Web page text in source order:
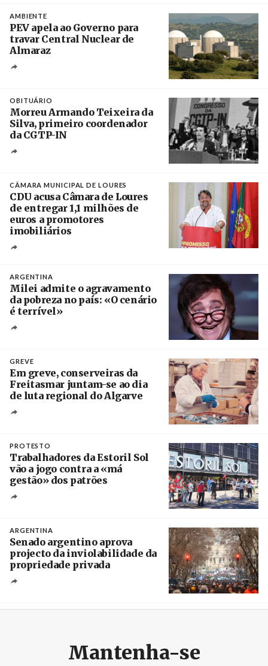
AMBIENTE
PEV apela ao Governo para
travar Central Nuclear de
Almaraz
OBITUÁRIO
Morreu Armando Teixeira da
Silva, primeiro coordenador
da CGTP-IN
CÂMARA MUNICIPAL DE LOURES
CDU acusa Câmara de Loures
de entregar 1,1 milhões de
euros a promotores
imobiliários
ARGENTINA
Milei admite o agravamento
da pobreza no país: «O cenário
é terrível»
GREVE
Em greve, conserveiras da
Freitasmar juntam-se ao dia
de luta regional do Algarve
PROTESTO
Trabalhadores da Estoril Sol
vão a jogo contra a «má
gestão» dos patrões
ARGENTINA
Senado argentino aprova
projecto da inviolabilidade da
propriedade privada
Mantenha-se